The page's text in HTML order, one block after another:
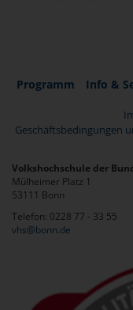
Programm Info &
Geschäftsbedingungen
Volkshochschule der
Mülheimer Platz 1
53111 Bonn
Telefon: 0228 77 - 33 55
vhs@bonn.de